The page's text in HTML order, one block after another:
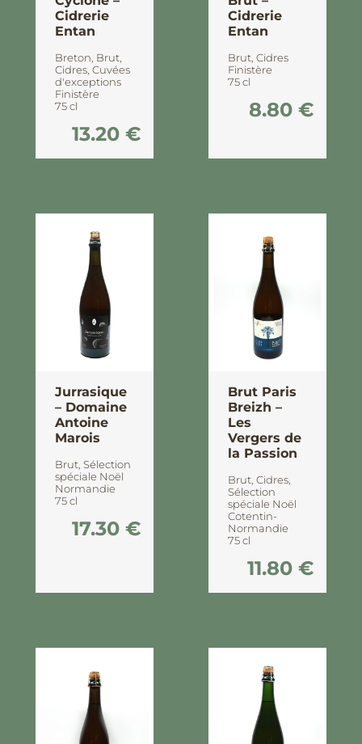
Cidrerie
Entan
Breton, Brut,
Cidres, Cuvées
d'exceptions
Finistère
75 cl
13.20 €
Cidrerie
Entan
Brut, Cidres
Finistère
75 cl
8.80 €
Jurrasique
– Domaine
Antoine
Marois
Brut, Sélection
spéciale Noël
Normandie
75 cl
17.30 €
Brut Paris
Breizh –
Les
Vergers de
la Passion
Brut, Cidres,
Sélection
spéciale Noël
Cotentin-
Normandie
75 cl
11.80 €